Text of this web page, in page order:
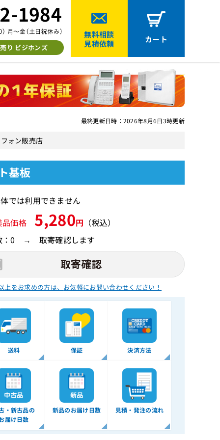
り ビジホンズ
無料相談
見積依頼
カート
最終更新日時：2026年8月6日3時更新
ォン販売店
基板
では利用できません
品価格 5,280円 （税込）
：0 → 取寄確認します
上をお求めの方は、 お気軽にお問い合わせください！
送料 保証 決済方法
・新古品の
届け日数
新品のお届け日数 見積・発注の流れ